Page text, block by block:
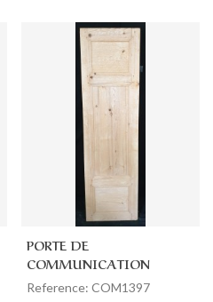
PORTE DE
COMMUNICATION
SIMPLE 57 X 198
Reference: COM1397